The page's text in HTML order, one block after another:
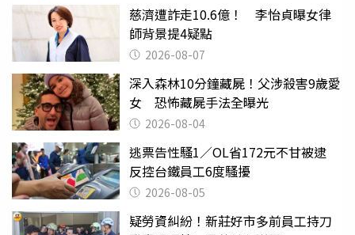
慈濟遭詐走10.6億！ 李怡貞曝女律
師背景提4疑點
2026-08-07
深入森林10分鐘藏屍！父涉殺害9歲愛
女 恐怖藏屍手法全曝光
2026-08-04
逃票告性騷1／OL省172元不甘被逮
反控台鐵員工6度騷擾
2026-08-05
疑勞資糾紛！新莊好市多前員工持刀